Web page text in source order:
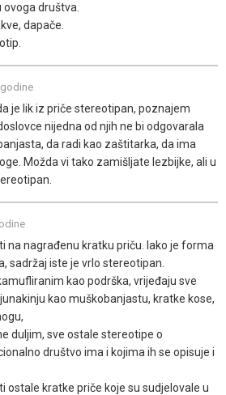
društva.
dapače.
je lik iz priče stereotipan, poznajem
nijedna od njih ne bi odgovarala
da radi kao zaštitarka, da ima
Možda vi tako zamišljate lezbijke, ali u
na nagrađenu kratku priču. Iako je forma
sadržaj iste je vrlo stereotipan.
kao podrška, vrijeđaju sve
kao muškobanjastu, kratke kose,
duljim, sve ostale stereotipe o
društvo ima i kojima ih se opisuje i
ostale kratke priče koje su sudjelovale u